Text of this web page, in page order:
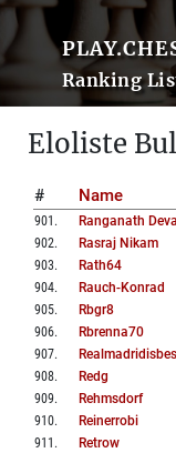
Ranking
Eloliste
# Name
901 . Ranganath
902. Rasraj Nikam
903. Rath64
904. Rauch-Konrad
905. Rbgr8
906. Rbrenna70
907.
908. Redg
909. Rehmsdorf
910. Reinerrobi
911 . Retrow